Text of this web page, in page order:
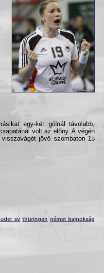
egy-két gólnál távolabb,
volt az előny. A végén
jövő szombaton 15
sv thüringen német bajnokság